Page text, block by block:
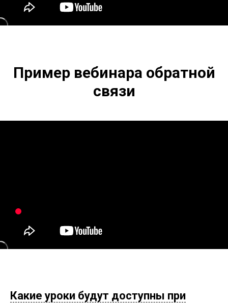
Пример вебинара обратной
связи
Какие уроки будут доступны при